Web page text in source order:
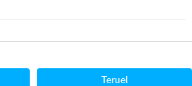
Teruel